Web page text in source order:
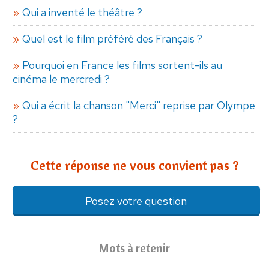
Qui a inventé le théâtre ?
Quel est le film préféré des Français ?
Pourquoi en France les films sortent-ils au
cinéma le mercredi ?
Qui a écrit la chanson "Merci" reprise par Olympe
?
Cette réponse ne vous convient pas ?
Posez votre question
Mots à retenir